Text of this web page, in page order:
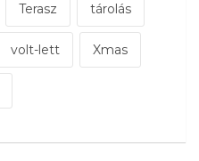
Terasz tárolás
volt-lett Xmas